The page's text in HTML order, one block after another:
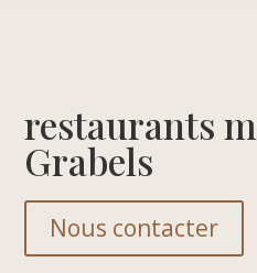
restaurants
Grabels
Nous contacter